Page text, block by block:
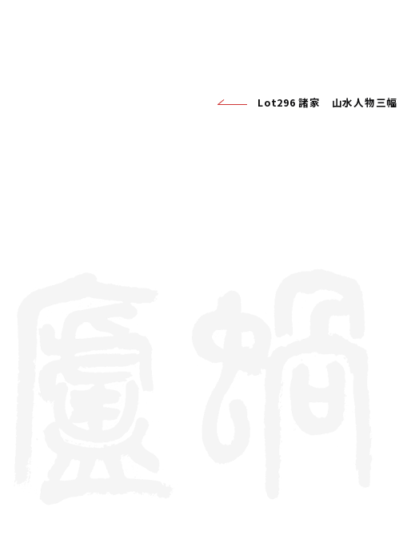
Lot296 諸家 山水人物三幅